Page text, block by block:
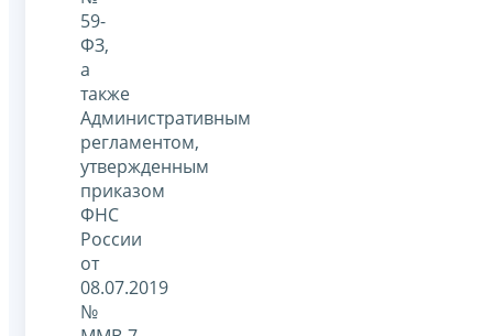
59-
ФЗ,
а
также
Административным
регламентом,
утвержденным
приказом
ФНС
России
от
08.07.2019
№